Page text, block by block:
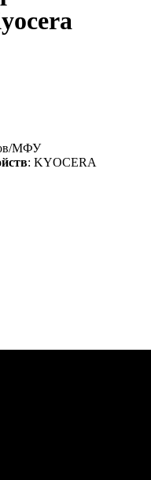
МФУ
: KYOCERA